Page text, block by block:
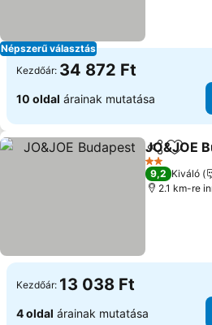
Népszerű választás
Kezdőár: 34 872 Ft
10 oldal árainak mutatása
Megosztás
JO&JOE
2 Kategória
9,2 Kiváló
2.1 km-re
Kezdőár: 13 038 Ft
4 oldal árainak mutatása